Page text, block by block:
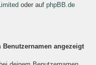
oder auf phpBB.de
angezeigt